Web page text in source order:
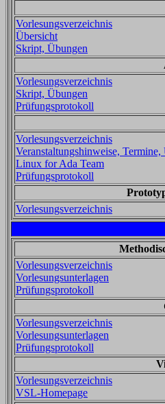
Vorlesungsverzeichnis
Übersicht
Skript, Übungen
Vorlesungsverzeichnis
Skript, Übungen
Prüfungsprotokoll
Vorlesungsverzeichnis
Veranstaltungshinweise, Termine,
Linux for Ada Team
Prüfungsprotokoll
Vorlesungsverzeichnis
Vorlesungsverzeichnis
Vorlesungsunterlagen
Prüfungsprotokoll
Vorlesungsverzeichnis
Vorlesungsunterlagen
Prüfungsprotokoll
Vorlesungsverzeichnis
VSL-Homepage